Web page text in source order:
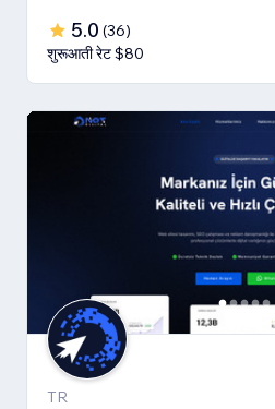
5.0 (36)
शुरूआती रेट $80
TR